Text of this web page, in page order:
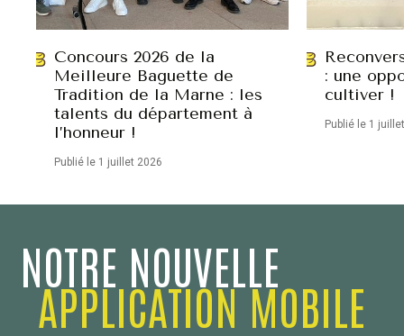
Concours 2026 de la
Meilleure Baguette de
Tradition de la Marne : les
talents du département à
l’honneur !
Publié le 1 juillet 2026
: une
cultiver !
Publié le 1
NOTRE NOUVELLE
APPLICATION MOBILE